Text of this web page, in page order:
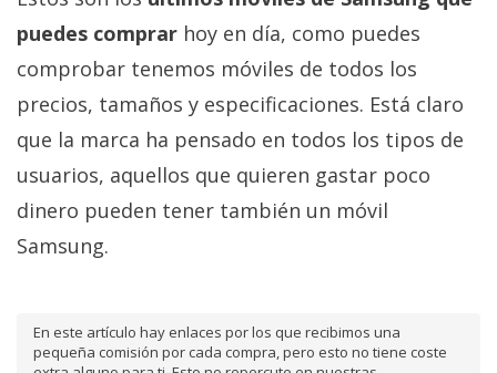
puedes comprar hoy en día, como puedes
comprobar tenemos móviles de todos los
precios, tamaños y especificaciones. Está claro
que la marca ha pensado en todos los tipos de
usuarios, aquellos que quieren gastar poco
dinero pueden tener también un móvil
Samsung.
En este artículo hay enlaces por los que recibimos una
pequeña comisión por cada compra, pero esto no tiene coste